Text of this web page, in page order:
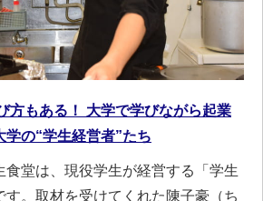
方もある！ 大学で学びながら起業
の“学生経営者”たち
食堂は、現役学生が経営する「学生
す。取材を受けてくれた陳子豪（ち